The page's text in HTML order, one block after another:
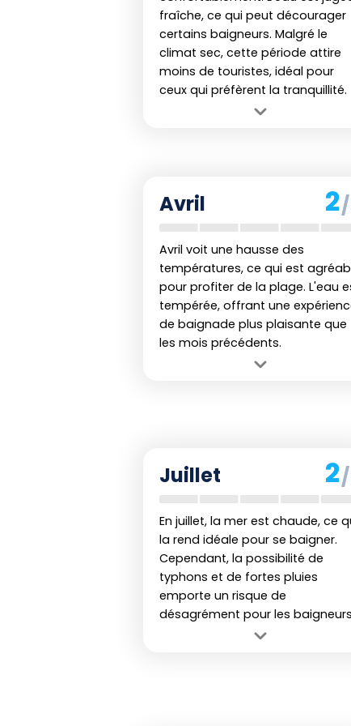
En résumé, Taïwan offre des
sur sesplages du sud et de
fonction du climat permet de
subtropical unique en Asie.
fraîche, ce qui peut décourager
certains baigneurs. Malgré le
climat sec, cette période attire
moins de touristes, idéal pour
ceux qui préfèrent la tranquillité.
La température de
l'air et de l'eau peut être trop fraîche
Avril 2
Avril voit une hausse des
températures, ce qui est
pour profiter de la plage. L'eau
tempérée, offrant une
de baignade plus plaisante que
les mois précédents.
d'interrompre les activités de plage.
Juillet 2
En juillet, la mer est chaude, ce
la rend idéale pour se baigner.
Cependant, la possibilité de
typhons et de fortes pluies
emporte un risque de
désagrément pour les